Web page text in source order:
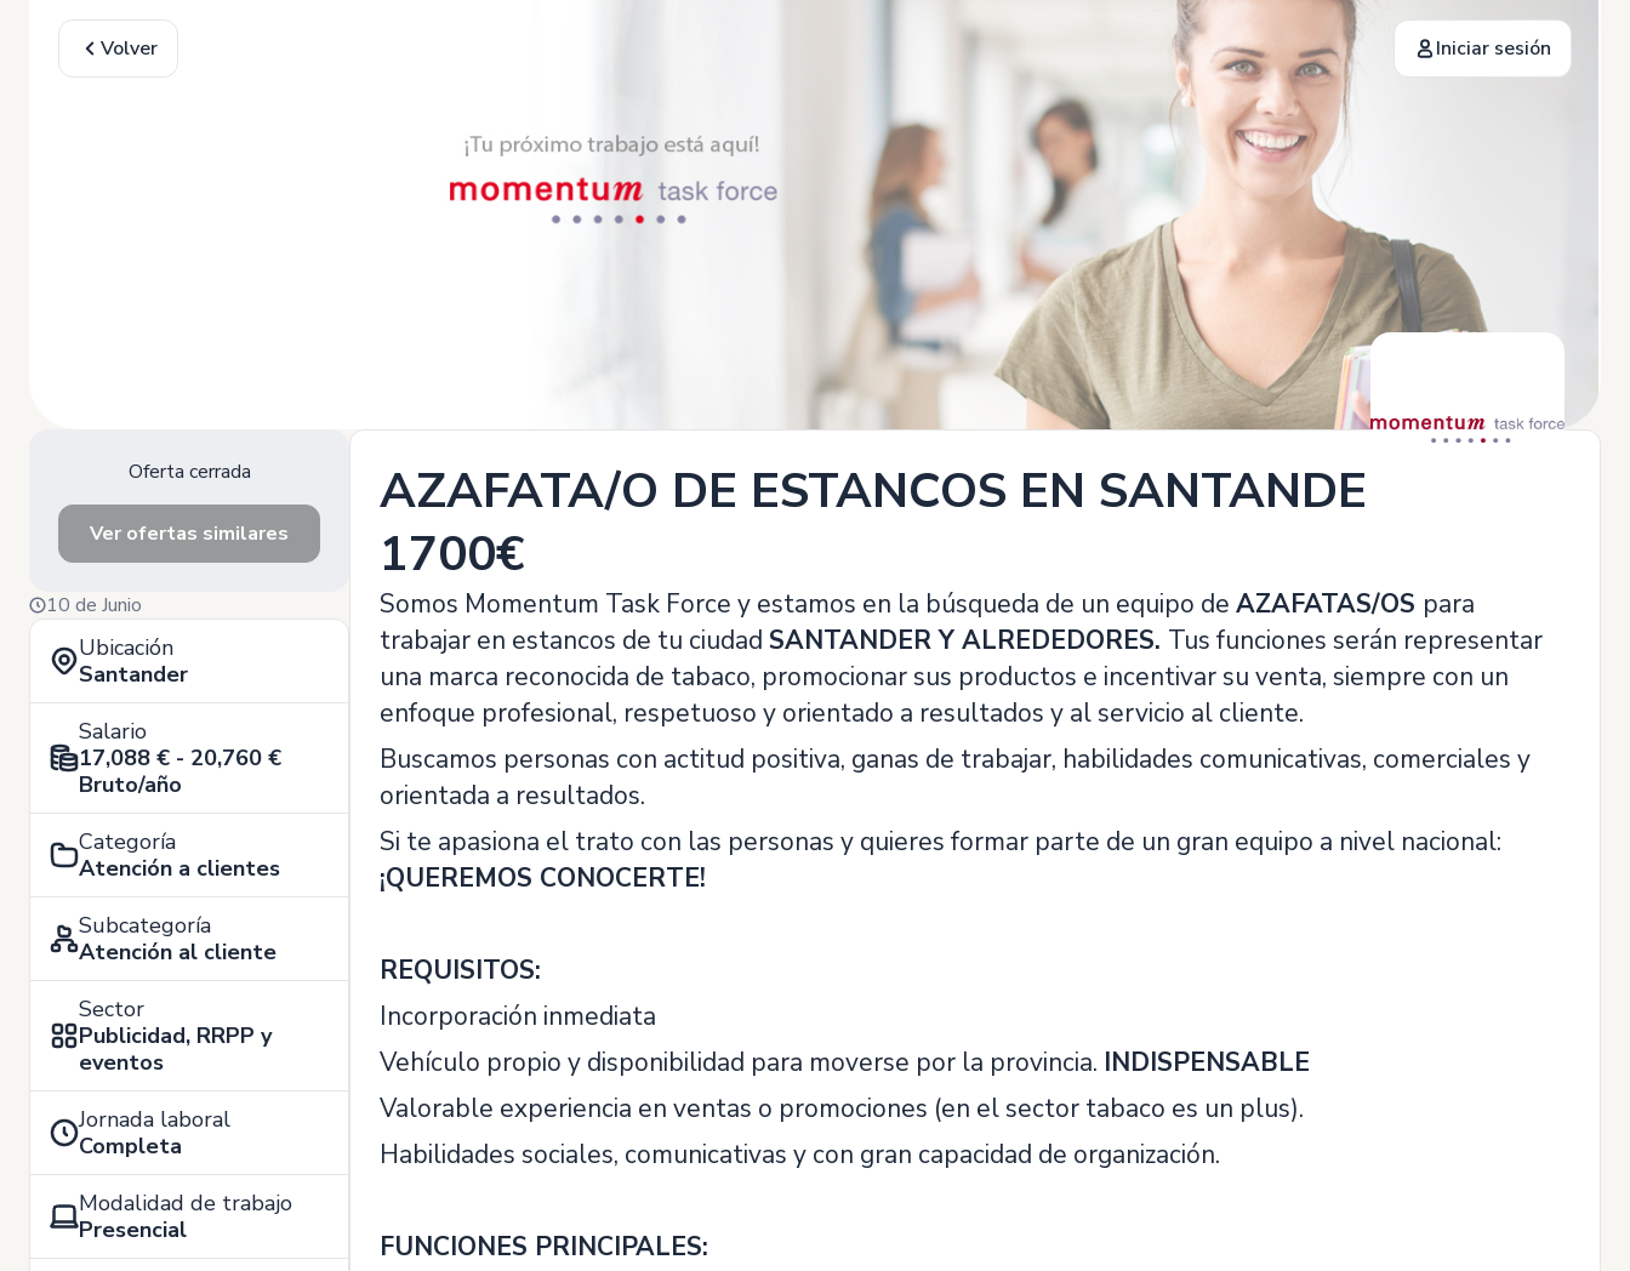
Volver Iniciar sesión
Oferta cerrada
Ver ofertas similares
10 de Junio
Ubicación
Santander
Salario
17,088 € - 20,760 €
Bruto/año
Categoría
Atención a clientes
Subcategoría
Atención al cliente
Sector
Publicidad, RRPP y
eventos
Jornada laboral
Completa
Modalidad de trabajo
Presencial
AZAFATA/O DE ESTANCOS EN SANTANDER -
1700€
Somos Momentum Task Force y estamos en la búsqueda de un equipo de AZAFATAS/OS para
trabajar en estancos de tu ciudad SANTANDER Y ALREDEDORES. Tus funciones serán representar
una marca reconocida de tabaco, promocionar sus productos e incentivar su venta, siempre con un
enfoque profesional, respetuoso y orientado a resultados y al servicio al cliente.
Buscamos personas con actitud positiva, ganas de trabajar, habilidades comunicativas, comerciales y
orientada a resultados.
Si te apasiona el trato con las personas y quieres formar parte de un gran equipo a nivel nacional:
¡QUEREMOS CONOCERTE!
REQUISITOS:
Incorporación inmediata
Vehículo propio y disponibilidad para moverse por la provincia. INDISPENSABLE
Valorable experiencia en ventas o promociones (en el sector tabaco es un plus).
Habilidades sociales, comunicativas y con gran capacidad de organización.
FUNCIONES PRINCIPALES: